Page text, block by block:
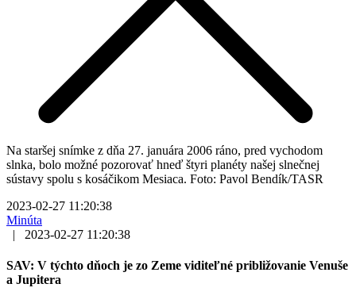
Na staršej snímke z dňa 27. januára 2006 ráno, pred vychodom
slnka, bolo možné pozorovať hneď štyri planéty našej slnečnej
sústavy spolu s kosáčikom Mesiaca. Foto: Pavol Bendík/TASR
2023-02-27 11:20:38
Minúta
|
2023-02-27 11:20:38
SAV: V týchto dňoch je zo Zeme viditeľné približovanie Venuše
a Jupitera